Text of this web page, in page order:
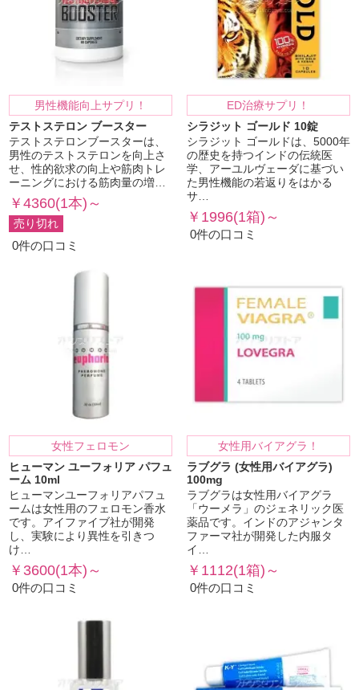
男性機能向上サプリ！
テストステロン ブースター
テストステロンブースターは、
男性のテストステロンを向上さ
せ、性的欲求の向上や筋肉トレ
ーニングにおける筋肉量の増…
￥4360(1本)～
売り切れ
0件の口コミ
ED治療サプリ！
シラジット ゴールド 10錠
シラジット ゴールドは、5000年
の歴史を持つインドの伝統医
学、アーユルヴェーダに基づい
た男性機能の若返りをはかる
サ…
￥1996(1箱)～
0件の口コミ
女性フェロモン
ヒューマン ユーフォリア パフュ
ーム 10ml
ヒューマンユーフォリアパフュ
ームは女性用のフェロモン香水
です。アイファイブ社が開発
し、実験により異性を引きつ
け…
￥3600(1本)～
0件の口コミ
女性用バイアグラ！
ラブグラ (女性用バイアグラ)
100mg
ラブグラは女性用バイアグラ
「ウーメラ」のジェネリック医
薬品です。インドのアジャンタ
ファーマ社が開発した内服タ
イ…
￥1112(1箱)～
0件の口コミ